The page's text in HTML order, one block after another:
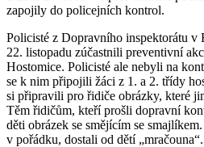
zapojily do policejních kontrol.
Policisté z Dopravního inspektorátu v
22. listopadu zúčastnili preventivní
Hostomice. Policisté ale nebyli na
se k nim připojili žáci z 1. a 2. třídy
si připravili pro řidiče obrázky, které
Těm řidičům, kteří prošli dopravní
děti obrázek se smějícím se
v pořádku, dostali od dětí „mračouna“.